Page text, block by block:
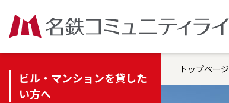
ビル・マンションを貸した
い方へ
トップページ